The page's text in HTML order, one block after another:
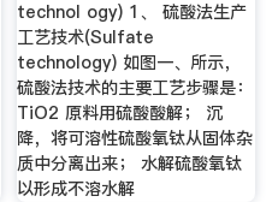
technol ogy) 1、 硫酸法生产
工艺技术(Sulfate
technology) 如图一、所示，
硫酸法技术的主要工艺步骤是：
TiO2 原料用硫酸酸解； 沉
降，将可溶性硫酸氧钛从固体杂
质中分离出来； 水解硫酸氧钛
以形成不溶水解